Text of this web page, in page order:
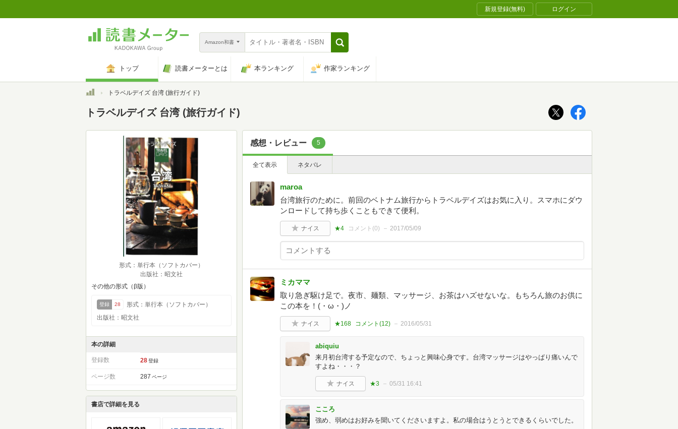
新規登録(無料) ログイン
Amazon和書
トップ 読書メーターとは 本ランキング 作家ランキング
トップトラベルデイズ 台湾 (旅行ガイド)
トラベルデイズ 台湾 (旅行ガイド)
形式：単行本（ソフトカバー）
出版社：昭文社
その他の形式（β版）
登録 28
形式：単行本（ソフトカバー）
出版社：昭文社
本の詳細
登録数 28 登録
ページ数 287 ページ
書店で詳細を見る
感想・レビュー 5
全て表示 ネタバレ
maroa
台湾旅行のために。前回のベトナム旅行からトラベルデイズはお気に入り。スマホにダウ
ンロードして持ち歩くこともできて便利。
ナイス ★4 コメント(0) 2017/05/09
ミカママ
取り急ぎ駆け足で。夜市、麺類、マッサージ、お茶はハズせないな。もちろん旅のお供に
この本を！(・ω・)ノ
ナイス ★168 コメント(12) 2016/05/31
abiquiu
来月初台湾する予定なので、ちょっと興味心身です。台湾マッサージはやっぱり痛いんで
すよね・・・？
ナイス ★3 05/31 16:41
こころ
強め、弱めはお好みを聞いてくださいますよ。私の場合はうとうとできるくらいでした。